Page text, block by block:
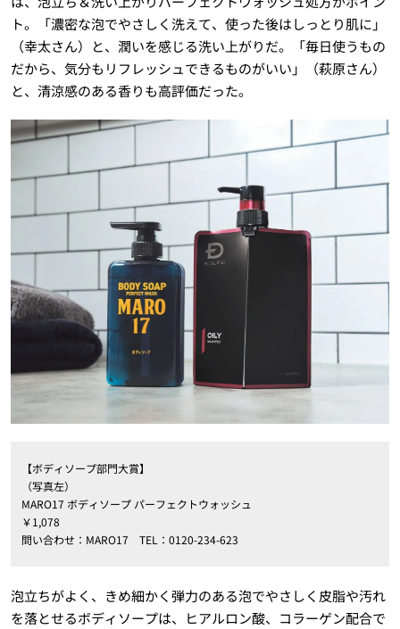
ト。「濃密な泡でやさしく洗えて、使った後はしっとり肌に」
（幸太さん）と、潤いを感じる洗い上がりだ。「毎日使うもの
だから、気分もリフレッシュできるものがいい」（萩原さん）
と、清涼感のある香りも高評価だった。
【ボディソープ部門大賞】
（写真左）
MARO17 ボディソープ パーフェクトウォッシュ
￥1,078
問い合わせ：MARO17 TEL：0120-234-623
泡立ちがよく、きめ細かく弾力のある泡でやさしく皮脂や汚れ
を落とせるボディソープは、ヒアルロン酸、コラーゲン配合で